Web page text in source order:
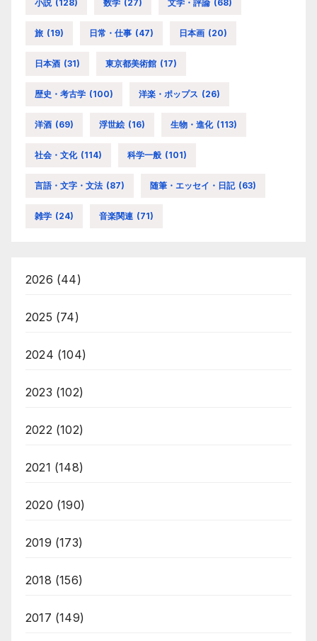
小説 (128) 数学 (27) 文学・評論 (68)
旅 (19) 日常・仕事 (47) 日本画 (20)
日本酒 (31) 東京都美術館 (17)
歴史・考古学 (100) 洋楽・ポップス (26)
洋酒 (69) 浮世絵 (16) 生物・進化 (113)
社会・文化 (114) 科学一般 (101)
言語・文字・文法 (87) 随筆・エッセイ・日記 (63)
雑学 (24) 音楽関連 (71)
2026 (44)
2025 (74)
2024 (104)
2023 (102)
2022(102)
2021 (148)
2020 (190)
2019 (173)
2018 (156)
2017 (149)